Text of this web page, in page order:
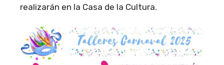
realizarán en la Casa de la Cultura.